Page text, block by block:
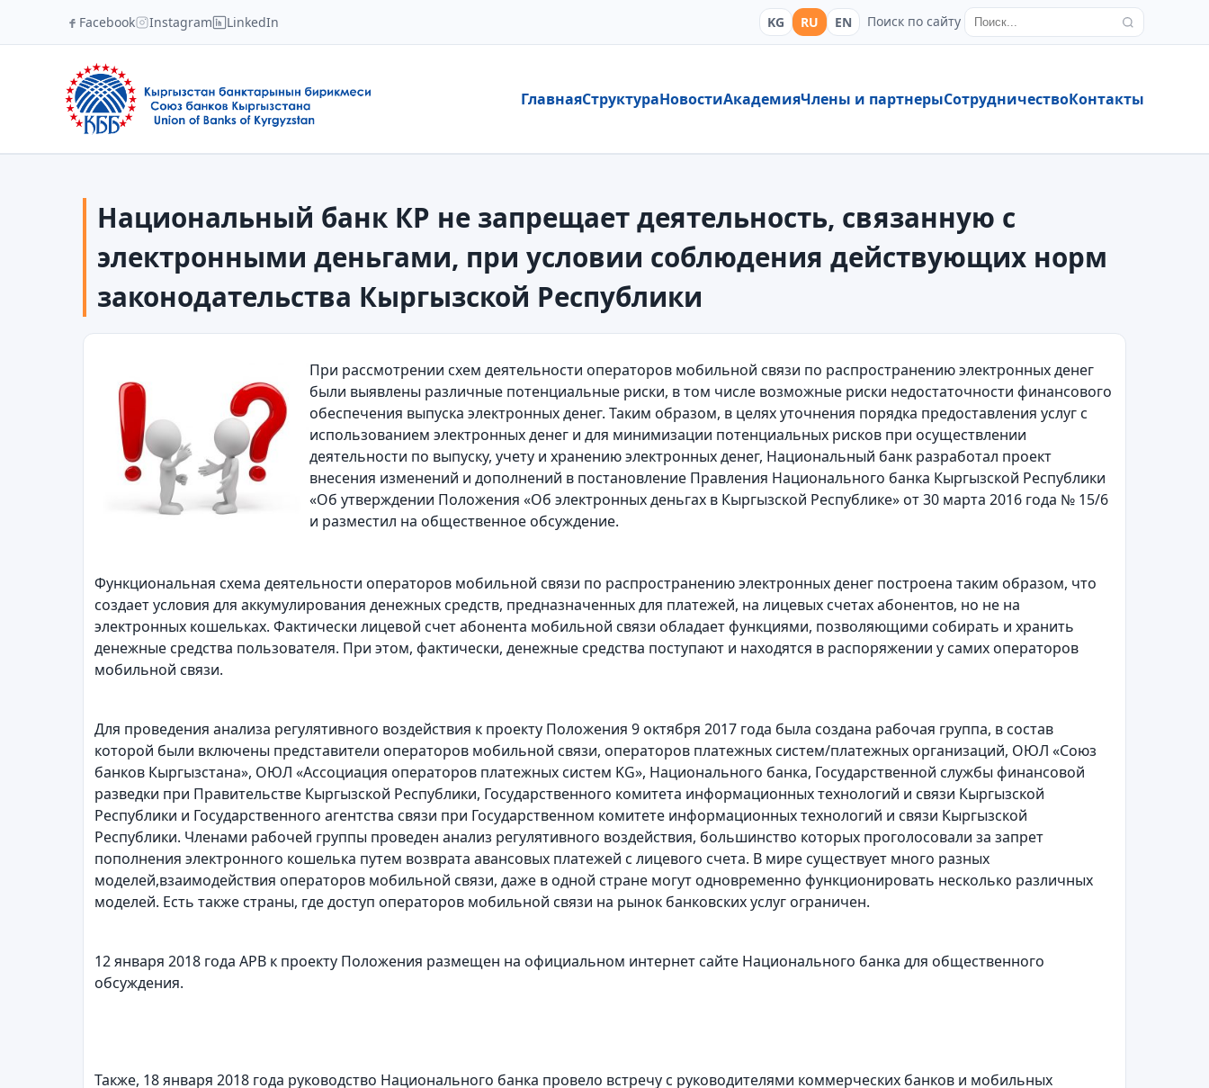
Facebook Instagram LinkedIn KG RU EN Поиск по сайту
ГлавнаяСтруктураНовостиАкадемияЧлены и партнерыСотрудничествоКонтакты
Национальный банк КР не запрещает деятельность, связанную с
электронными деньгами, при условии соблюдения действующих норм
законодательства Кыргызской Республики
При рассмотрении схем деятельности операторов мобильной связи по распространению электронных денег
были выявлены различные потенциальные риски, в том числе возможные риски недостаточности финансового
обеспечения выпуска электронных денег. Таким образом, в целях уточнения порядка предоставления услуг с
использованием электронных денег и для минимизации потенциальных рисков при осуществлении
деятельности по выпуску, учету и хранению электронных денег, Национальный банк разработал проект
внесения изменений и дополнений в постановление Правления Национального банка Кыргызской Республики
«Об утверждении Положения «Об электронных деньгах в Кыргызской Республике» от 30 марта 2016 года № 15/6
и разместил на общественное обсуждение.
Функциональная схема деятельности операторов мобильной связи по распространению электронных денег построена таким образом, что
создает условия для аккумулирования денежных средств, предназначенных для платежей, на лицевых счетах абонентов, но не на
электронных кошельках. Фактически лицевой счет абонента мобильной связи обладает функциями, позволяющими собирать и хранить
денежные средства пользователя. При этом, фактически, денежные средства поступают и находятся в распоряжении у самих операторов
мобильной связи.
Для проведения анализа регулятивного воздействия к проекту Положения 9 октября 2017 года была создана рабочая группа, в состав
которой были включены представители операторов мобильной связи, операторов платежных систем/платежных организаций, ОЮЛ «Союз
банков Кыргызстана», ОЮЛ «Ассоциация операторов платежных систем KG», Национального банка, Государственной службы финансовой
разведки при Правительстве Кыргызской Республики, Государственного комитета информационных технологий и связи Кыргызской
Республики и Государственного агентства связи при Государственном комитете информационных технологий и связи Кыргызской
Республики. Членами рабочей группы проведен анализ регулятивного воздействия, большинство которых проголосовали за запрет
пополнения электронного кошелька путем возврата авансовых платежей с лицевого счета. В мире существует много разных
моделей,взаимодействия операторов мобильной связи, даже в одной стране могут одновременно функционировать несколько различных
моделей. Есть также страны, где доступ операторов мобильной связи на рынок банковских услуг ограничен.
12 января 2018 года АРВ к проекту Положения размещен на официальном интернет сайте Национального банка для общественного
обсуждения.
Также, 18 января 2018 года руководство Национального банка провело встречу с руководителями коммерческих банков и мобильных